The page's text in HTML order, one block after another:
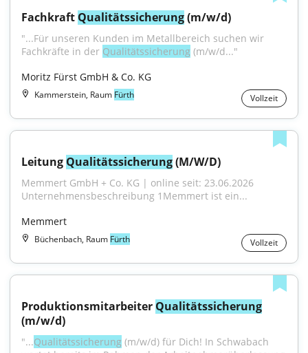
Fachkraft Qualitätssicherung (m/w/d)
"...Für unseren Kunden im Metallbereich suchen wir
Fachkräfte in der Qualitätssicherung (m/w/d..."
Moritz Fürst GmbH & Co. KG
Kammerstein, Raum Fürth Vollzeit
Leitung Qualitätssicherung (M/W/D)
Memmert GmbH + Co. KG | online seit: 23.06.2026
Unternehmensbeschreibung 1Memmert ist ein...
Memmert
Büchenbach, Raum Fürth Vollzeit
Produktionsmitarbeiter Qualitätssicherung
(m/w/d)
"...Qualitätssicherung (m/w/d) für Dich! In Schwabach